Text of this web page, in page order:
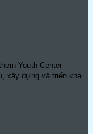
Youth Center –
xây dựng và triển khai